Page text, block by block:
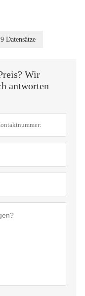
Datensätze
Wir
antworten